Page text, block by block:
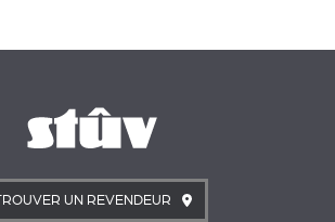
UN REVENDEUR